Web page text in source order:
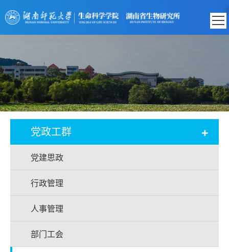
党政工群 +
党建思政
行政管理
人事管理
部门工会